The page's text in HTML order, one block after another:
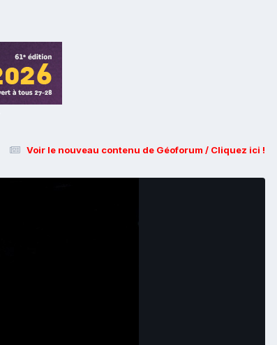
Voir le nouveau contenu de Géoforum / Cliquez ici !